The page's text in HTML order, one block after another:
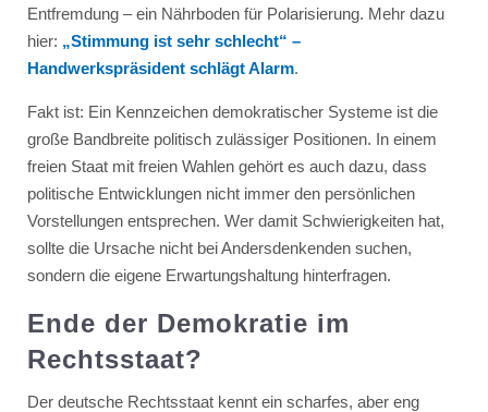
Entfremdung – ein Nährboden für Polarisierung. Mehr dazu
hier: „Stimmung ist sehr schlecht“ –
Handwerkspräsident schlägt Alarm.
Fakt ist: Ein Kennzeichen demokratischer Systeme ist die
große Bandbreite politisch zulässiger Positionen. In einem
freien Staat mit freien Wahlen gehört es auch dazu, dass
politische Entwicklungen nicht immer den persönlichen
Vorstellungen entsprechen. Wer damit Schwierigkeiten hat,
sollte die Ursache nicht bei Andersdenkenden suchen,
sondern die eigene Erwartungshaltung hinterfragen.
Ende der Demokratie im
Rechtsstaat?
Der deutsche Rechtsstaat kennt ein scharfes, aber eng